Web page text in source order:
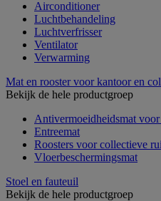
Airconditioner
Luchtbehandeling
Luchtverfrisser
Ventilator
Verwarming
Mat en rooster voor kantoor en
Bekijk de hele productgroep
Antivermoeidheidsmat
Entreemat
Roosters voor collectieve
Vloerbeschermingsmat
Stoel en fauteuil
Bekijk de hele productgroep